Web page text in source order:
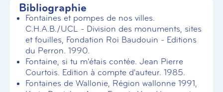
Bibliographie
Fontaines et pompes de nos villes.
C.H.A.B./UCL - Division des monuments, sites
et fouilles, Fondation Roi Baudouin - Editions
du Perron. 1990.
Fontaine, si tu m'étais contée. Jean Pierre
Courtois. Edition à compte d'auteur. 1985.
Fontaines de Wallonie, Région wallonne 1991,